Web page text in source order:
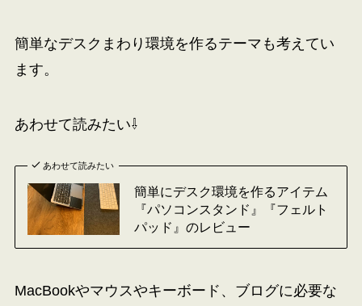
簡単なデスクまわり環境を作るテーマも考えてい
ます。
あわせて読みたい⇩
あわせて読みたい
簡単にデスク環境を作るアイテム
『パソコンスタンド』『フェルト
パッド』のレビュー
MacBookやマウスやキーボード、ブログに必要な